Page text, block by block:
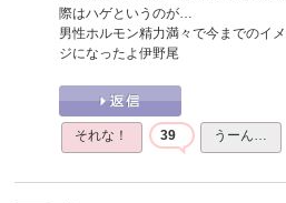
際はハゲというのが…
男性ホルモン精力満々で今までのイ
ジになったよ伊野尾
それな！ 39 うーん…